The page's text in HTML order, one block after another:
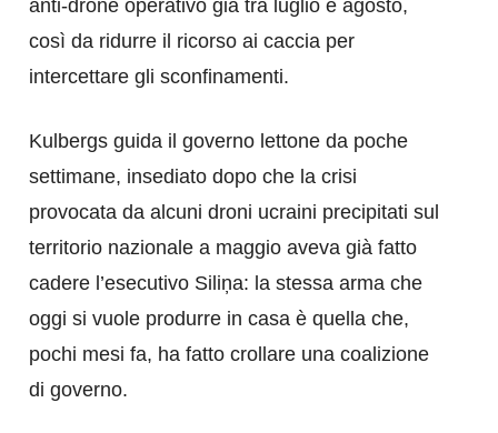
anti-drone operativo già tra luglio e agosto,
così da ridurre il ricorso ai caccia per
intercettare gli sconfinamenti.
Kulbergs guida il governo lettone da poche
settimane, insediato dopo che la crisi
provocata da alcuni droni ucraini precipitati sul
territorio nazionale a maggio aveva già fatto
cadere l’esecutivo Siliņa: la stessa arma che
oggi si vuole produrre in casa è quella che,
pochi mesi fa, ha fatto crollare una coalizione
di governo.